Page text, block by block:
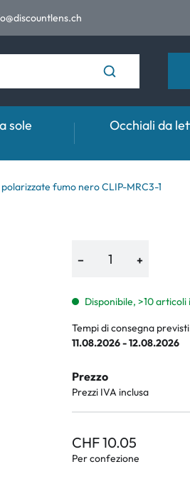
Aiuto & Consulente
Sintomi anormali
Sintomi normali
contatto
Accessori
sole Occhiali da
fumo nero CLIP-MRC3-1
− +
Disponibile, >10 articoli
Tempi di consegna
11.08.2026 - 12.08.2026
Prezzo
Prezzi IVA inclusa
CHF 10.05
Per confezione